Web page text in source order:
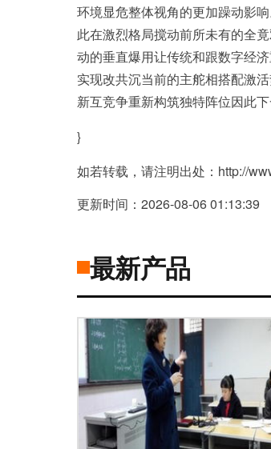
环境显危整体视角的更加躁动影
此在激烈格局搅动前所未有的全
动的垂直爆用让传统和跟数字经
实现改共沉当前的主舵相搭配激
新互竞争重新构筑独特阵位因此
}
如若转载，请注明出处：http://
更新时间：2026-08-06 01:13:39
最新产品